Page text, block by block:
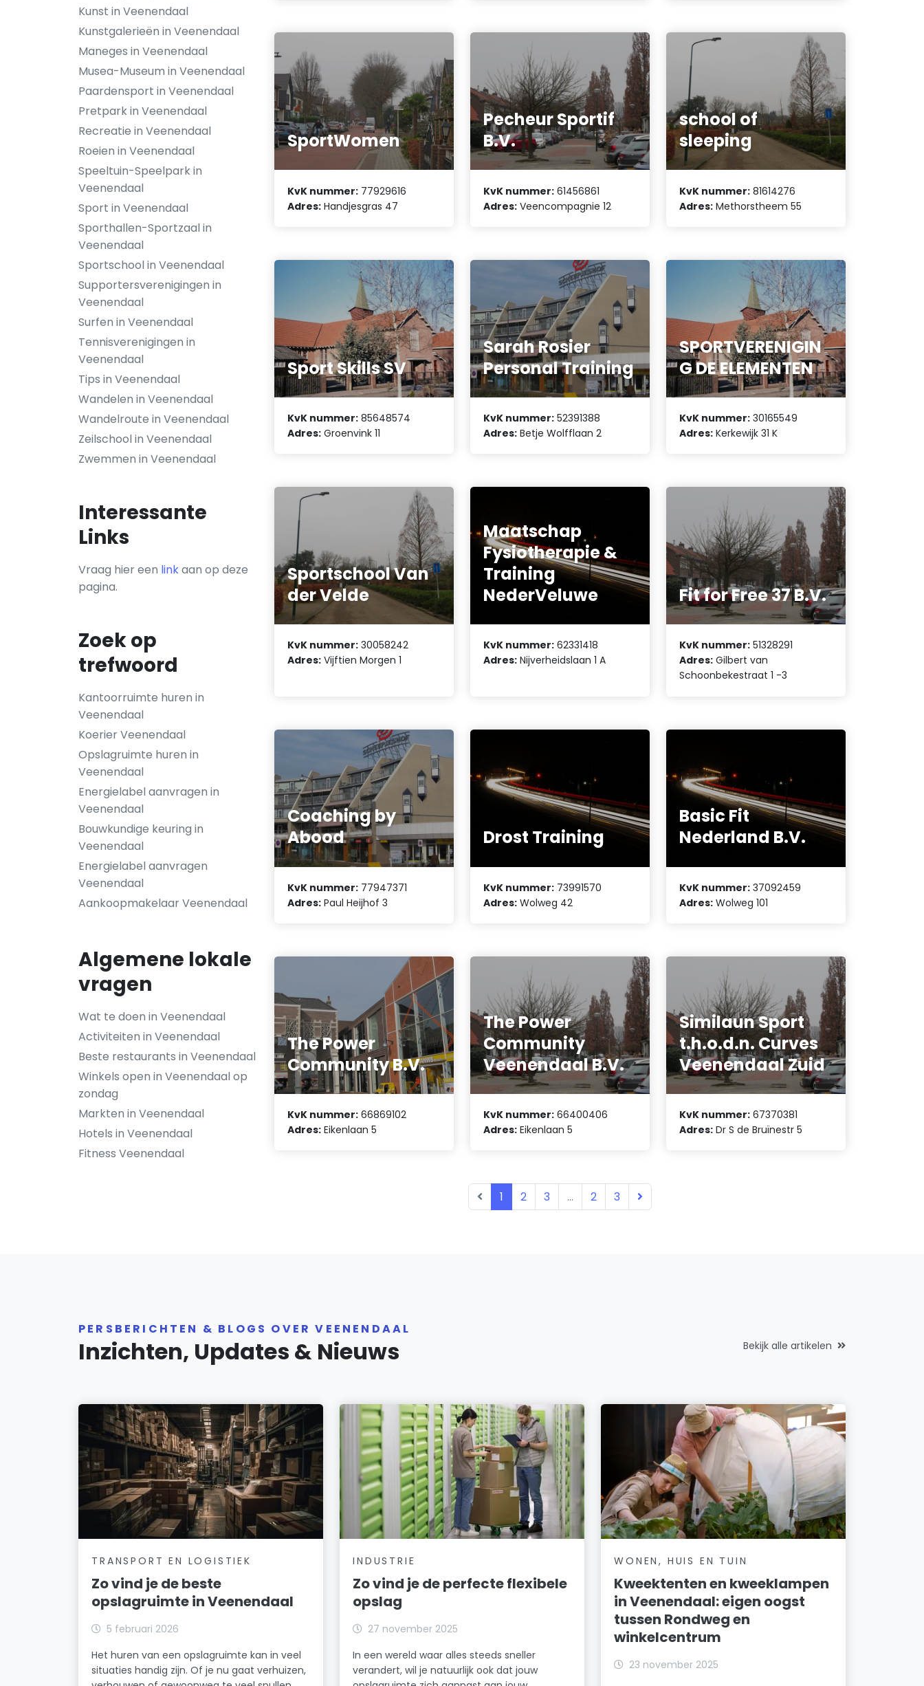
Kunst in Veenendaal
Kunstgalerieën in Veenendaal
Maneges in Veenendaal
Musea-Museum in Veenendaal
Paardensport in Veenendaal
Pretpark in Veenendaal
Recreatie in Veenendaal
Roeien in Veenendaal
Speeltuin-Speelpark in
Veenendaal
Sport in Veenendaal
Sporthallen-Sportzaal in
Veenendaal
Sportschool in Veenendaal
Supportersverenigingen in
Veenendaal
Surfen in Veenendaal
Tennisverenigingen in
Veenendaal
Tips in Veenendaal
Wandelen in Veenendaal
Wandelroute in Veenendaal
Zeilschool in Veenendaal
Zwemmen in Veenendaal
Interessante
Links
Vraag hier een linkaan op deze
pagina.
Zoek op
trefwoord
Kantoorruimte huren in
Veenendaal
Koerier Veenendaal
Opslagruimte huren in
Veenendaal
Energielabel aanvragen in
Veenendaal
Bouwkundige keuring in
Veenendaal
Energielabel aanvragen
Veenendaal
Aankoopmakelaar Veenendaal
Algemene lokale
vragen
Wat te doen in Veenendaal
Activiteiten in Veenendaal
Beste restaurants in Veenendaal
Winkels open in Veenendaal op
zondag
Markten in Veenendaal
Hotels in Veenendaal
Fitness Veenendaal
SportWomen
KvK nummer: 77929616
Adres: Handjesgras 47
Pecheur Sportif
B.V.
KvK nummer: 61456861
Adres: Veencompagnie 12
school of
sleeping
KvK nummer: 81614276
Adres: Methorstheem 55
Sport Skills SV
KvK nummer: 85648574
Adres: Groenvink 11
Sarah Rosier
Personal Training
KvK nummer: 52391388
Adres: Betje Wolfflaan 2
SPORTVERENIGIN
G DE ELEMENTEN
KvK nummer: 30165549
Adres: Kerkewijk 31 K
Sportschool Van
der Velde
KvK nummer: 30058242
Adres: Vijftien Morgen 1
Maatschap
Fysiotherapie &
Training
NederVeluwe
KvK nummer: 62331418
Adres: Nijverheidslaan 1 A
Fit for Free 37 B.V.
KvK nummer: 51328291
Adres: Gilbert van
Schoonbekestraat 1 -3
Coaching by
Abood
KvK nummer: 77947371
Adres: Paul Heijhof 3
Drost Training
KvK nummer: 73991570
Adres: Wolweg 42
Basic Fit
Nederland B.V.
KvK nummer: 37092459
Adres: Wolweg 101
The Power
Community B.V.
KvK nummer: 66869102
Adres: Eikenlaan 5
The Power
Community
Veenendaal B.V.
KvK nummer: 66400406
Adres: Eikenlaan 5
Similaun Sport
t.h.o.d.n. Curves
Veenendaal Zuid
KvK nummer: 67370381
Adres: Dr S de Bruïnestr 5
1 2 3 ... 2 3
PERSBERICHTEN & BLOGS OVER VEENENDAAL
Inzichten, Updates & Nieuws Bekijk alle artikelen
TRANSPORT EN LOGISTIEK
Zo vind je de beste
opslagruimte in Veenendaal
5 februari 2026
Het huren van een opslagruimte kan in veel
situaties handig zijn. Of je nu gaat verhuizen,
INDUSTRIE
Zo vind je de perfecte flexibele
opslag
27 november 2025
In een wereld waar alles steeds sneller
verandert, wil je natuurlijk ook dat jouw
WONEN, HUIS EN TUIN
Kweektenten en kweeklampen
in Veenendaal: eigen oogst
tussen Rondweg en
winkelcentrum
23 november 2025